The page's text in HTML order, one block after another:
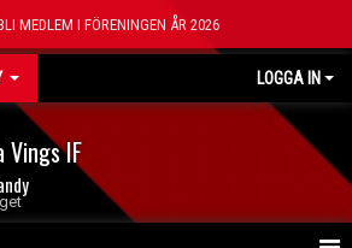
MEDLEM I FÖRENINGEN ÅR 2026
LOGGA IN
Vings IF